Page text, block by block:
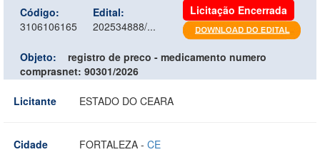
Código:
3106106165
Edital:
202534888/...
Licitação Encerrada
Objeto:
registro de preco - medicamento numero
comprasnet: 90301/2026
Licitante ESTADO DO CEARA
Cidade FORTALEZA - CE